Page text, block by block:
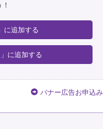
に追加する
に追加する
バナー広告お申込み